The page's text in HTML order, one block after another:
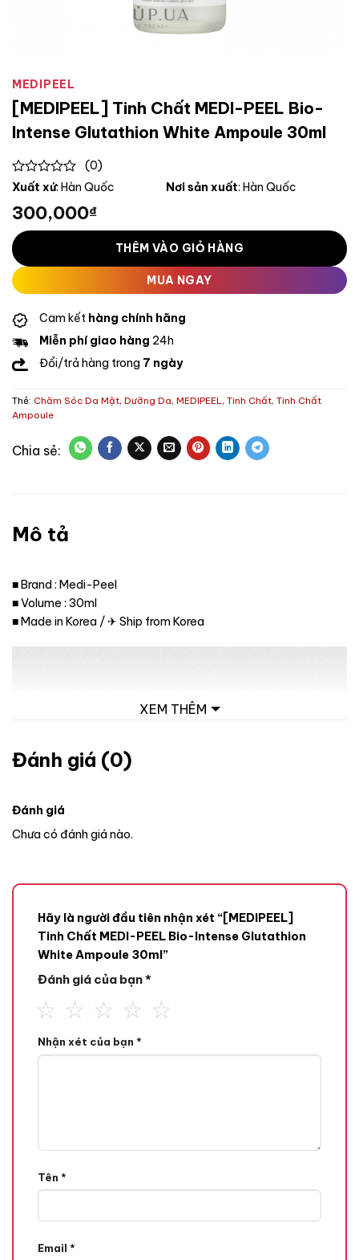
MEDIPEEL
[MEDIPEEL] Tinh Chất MEDI-PEEL Bio-
Intense Glutathion White Ampoule 30ml
0
of
5
(0)
Xuất xứ: Hàn Quốc Nơi sản xuất: Hàn Quốc
300,000₫
THÊM VÀO GIỎ HÀNG
MUA NGAY
Cam kết hàng chính hãng
Miễn phí giao hàng 24h
Đổi/trả hàng trong 7 ngày
Thẻ: Chăm Sóc Da Mặt, Dưỡng Da, MEDIPEEL, Tinh Chất, Tinh Chất
Ampoule
Mô tả
■ Brand : Medi-Peel
■ Volume : 30ml
■ Made in Korea / ✈ Ship from Korea
XEM THÊM
Đánh giá (0)
Đánh giá
Chưa có đánh giá nào.
Hãy là người đầu tiên nhận xét “[MEDIPEEL]
Tinh Chất MEDI-PEEL Bio-Intense Glutathion
White Ampoule 30ml”
Đánh giá của bạn*
Nhận xét của bạn *
Tên *
Email *